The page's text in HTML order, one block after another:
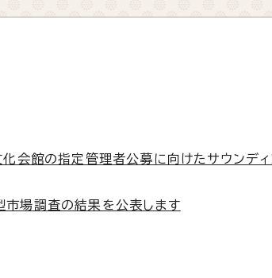
化会館の指定管理者公募に向けたサウンデ
場調査の結果を公表します